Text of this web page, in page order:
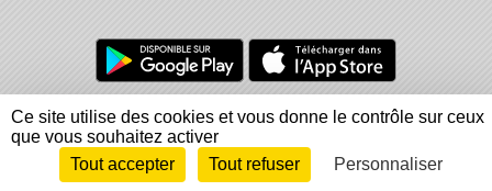
Charte cookies
Gestion des cookies
Informations légales
Signaler un contenu inapproprié
Envie de participer ?
Connexion
Ce site utilise des cookies et vous donne le contrôle sur ceux
que vous souhaitez activer
Tout accepter
Tout refuser Personnaliser